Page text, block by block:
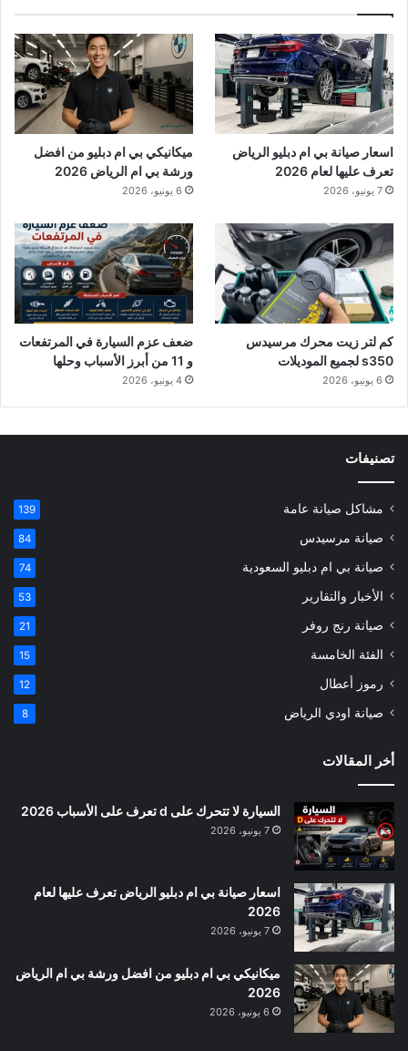
اسعار صيانة بي ام دبليو الرياض
تعرف عليها لعام 2026
7 يونيو، 2026
ميكانيكي بي ام دبليو من افضل
ورشة بي ام الرياض 2026
6 يونيو، 2026
كم لتر زيت محرك مرسيدس
s350 لجميع الموديلات
6 يونيو، 2026
ضعف عزم السيارة في المرتفعات
و 11 من أبرز الأسباب وحلها
4 يونيو، 2026
تصنيفات
مشاكل صيانة عامة 139
صيانة مرسيدس 84
صيانة بي ام دبليو السعودية 74
الأخبار والتقارير 53
صيانة رنج روفر 21
الفئة الخامسة 15
رموز أعطال 12
صيانة اودي الرياض 8
أخر المقالات
السيارة لا تتحرك على d تعرف على الأسباب 2026
7 يونيو، 2026
اسعار صيانة بي ام دبليو الرياض تعرف عليها لعام
2026
7 يونيو، 2026
ميكانيكي بي ام دبليو من افضل ورشة بي ام الرياض
2026
6 يونيو، 2026